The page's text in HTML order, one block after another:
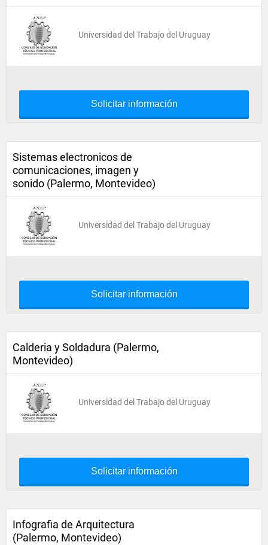
Universidad del Trabajo del Uruguay
Solicitar información
Sistemas electronicos de
comunicaciones, imagen y
sonido (Palermo, Montevideo)
Universidad del Trabajo del Uruguay
Solicitar información
Calderia y Soldadura (Palermo,
Montevideo)
Universidad del Trabajo del Uruguay
Solicitar información
Infografia de Arquitectura
(Palermo, Montevideo)